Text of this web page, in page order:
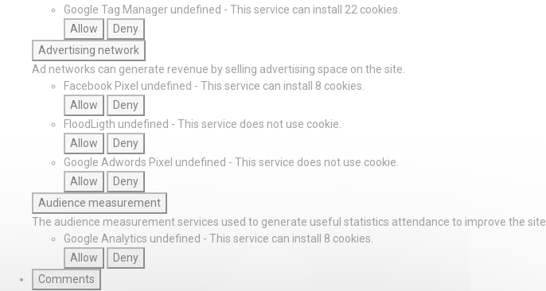
Google Tag Manager undefined - This service can install 22 cookies.
Allow
Deny
Advertising network
Ad networks can generate revenue by selling advertising space on the site.
Facebook Pixel undefined - This service can install 8 cookies.
Allow
Deny
FloodLigth undefined - This service does not use cookie.
Allow
Deny
Google Adwords Pixel undefined - This service does not use cookie.
Allow
Deny
Audience measurement
The audience measurement services used to generate useful statistics attendance to improve the site.
Google Analytics undefined - This service can install 8 cookies.
Allow
Deny
Comments